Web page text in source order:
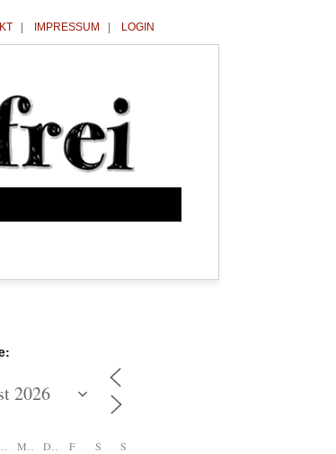
IMPRESSUM LOGIN
F S S